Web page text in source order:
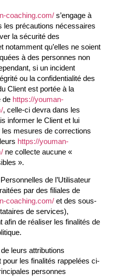
coaching.com/ s’engage à
les précautions nécessaires
la sécurité des
notamment qu’elles ne soient
à des personnes non
si un incident
ou la confidentialité des
Client est portée à la
de https://youman-
, celle-ci devra dans les
informer le Client et lui
mesures de corrections
https://youman-
ne collecte aucune «
».
de l’Utilisateur
par des filiales de
coaching.com/ et des sous-
de services),
afin de réaliser les finalités de
leurs attributions
pour les finalités rappelées ci-
personnes